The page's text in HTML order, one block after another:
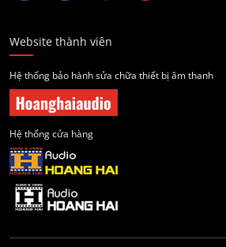
Website thành viên
Hệ thống bảo hành sửa chữa thiết bị âm thanh
Hệ thống cửa hàng